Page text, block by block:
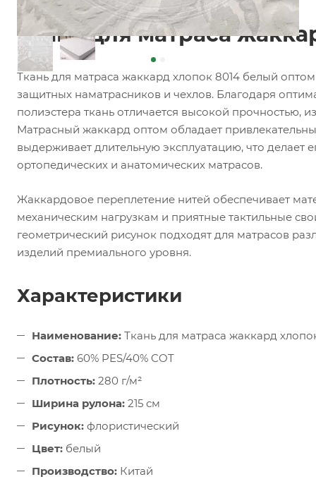
Ткань для матраса
Ткань для матраса жаккард хлопок 8014 белый
защитных наматрасников и чехлов. Благодаря
полиэстера ткань отличается высокой прочностью,
Матрасный жаккард оптом обладает
выдерживает длительную эксплуатацию, что делает
ортопедических и анатомических матрасов.
Жаккардовое переплетение нитей обеспечивает
механическим нагрузкам и приятные тактильные
геометрический рисунок подходят для матрасов
изделий премиального уровня.
Характеристики
Наименование: Ткань для матраса жаккард
Состав: 60% PES/40% COT
Плотность: 280 г/м²
Ширина рулона: 215 см
Рисунок: флористический
Цвет: белый
Производство: Китай